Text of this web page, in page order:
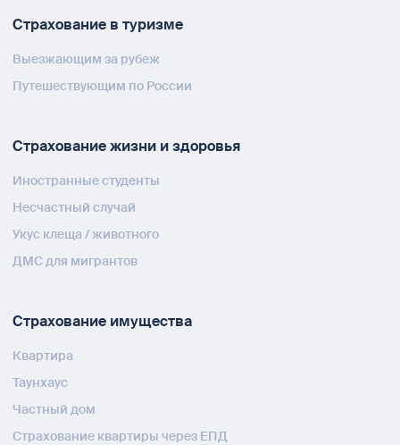
Страхование в туризме
Выезжающим за рубеж
Путешествующим по России
Страхование жизни и здоровья
Иностранные студенты
Несчастный случай
Укус клеща / животного
ДМС для мигрантов
Страхование имущества
Квартира
Таунхаус
Частный дом
Страхование квартиры через ЕПД